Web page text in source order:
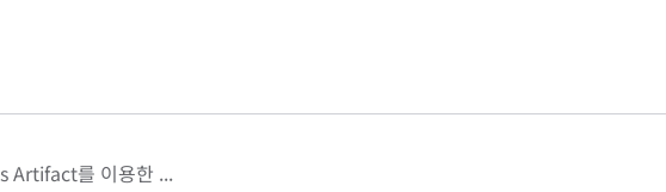
Artifact를 이용한 ...